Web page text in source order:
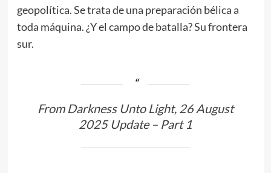
geopolítica. Se trata de una preparación bélica a
toda máquina. ¿Y el campo de batalla? Su frontera
sur.
From Darkness Unto Light, 26 August
2025 Update – Part 1